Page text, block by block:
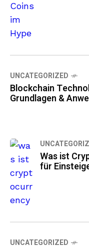
UNCATEGORIZED
Blockchain
Grundlagen &
Was ist
für
UNCATEGORIZED